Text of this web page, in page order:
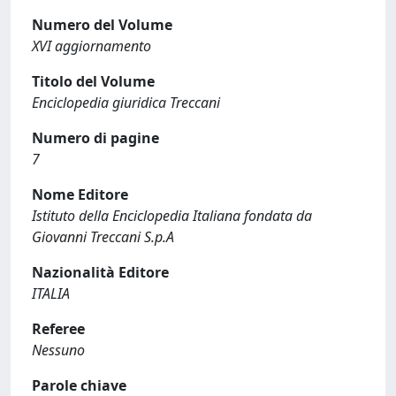
Numero del Volume
XVI aggiornamento
Titolo del Volume
Enciclopedia giuridica Treccani
Numero di pagine
7
Nome Editore
Istituto della Enciclopedia Italiana fondata da
Giovanni Treccani S.p.A
Nazionalità Editore
ITALIA
Referee
Nessuno
Parole chiave